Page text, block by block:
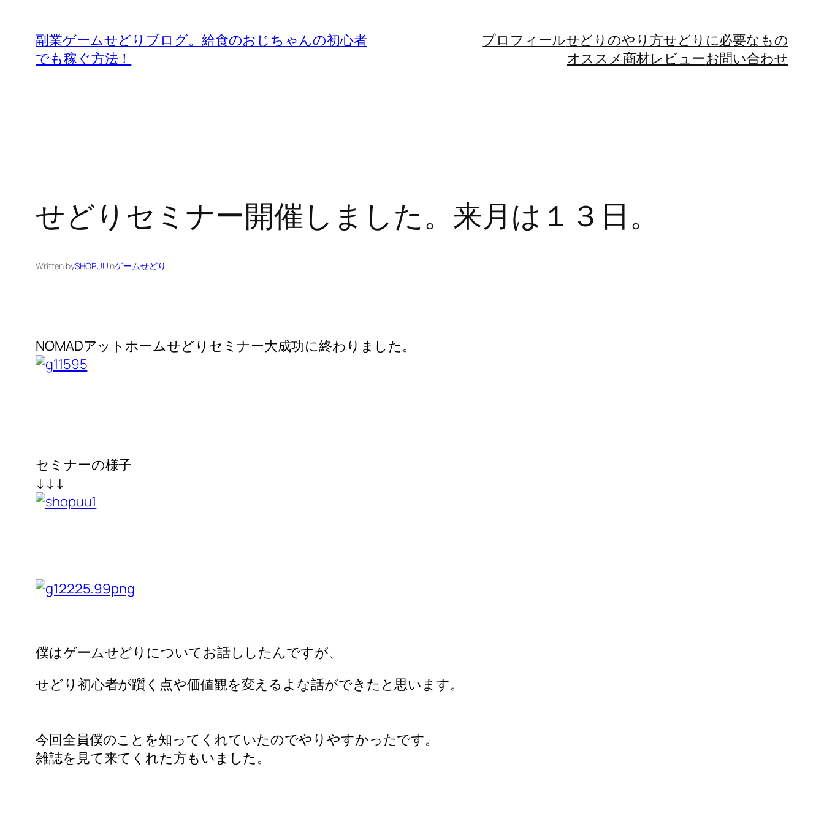
副業ゲームせどりブログ。給食のおじちゃんの初心者
でも稼ぐ方法！
プロフィールせどりのやり方せどりに必要なもの
オススメ商材レビューお問い合わせ
せどりセミナー開催しました。来月は１３日。
Written bySHOPUUinゲームせどり
NOMADアットホームせどり セミナー大成功に終わりました。
セミナーの様子
↓↓↓
僕はゲームせどりについてお話ししたんですが、
せどり初心者が躓く点や価値観を変えるよな話ができたと思います。
今回全員僕のことを知ってくれていたのでやりやすかったです。
雑誌を見て来てくれた方もいました。